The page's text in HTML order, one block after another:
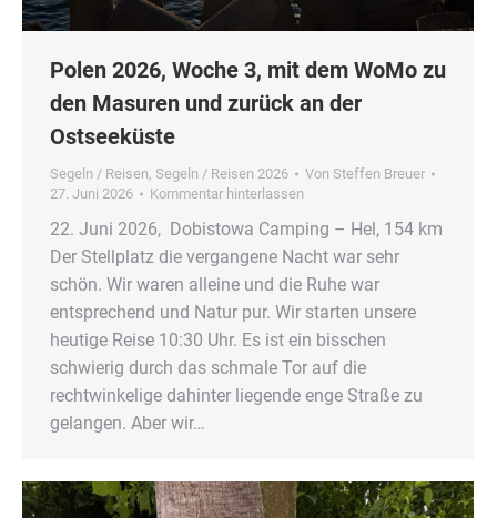
Polen 2026, Woche 3, mit dem WoMo zu
den Masuren und zurück an der
Ostseeküste
Segeln / Reisen, Segeln / Reisen 2026 Von Steffen Breuer
27. Juni 2026
Kommentar hinterlassen
22. Juni 2026, Dobistowa Camping – Hel, 154 km
Der Stellplatz die vergangene Nacht war sehr
schön. Wir waren alleine und die Ruhe war
entsprechend und Natur pur. Wir starten unsere
heutige Reise 10:30 Uhr. Es ist ein bisschen
schwierig durch das schmale Tor auf die
rechtwinkelige dahinter liegende enge Straße zu
gelangen. Aber wir…